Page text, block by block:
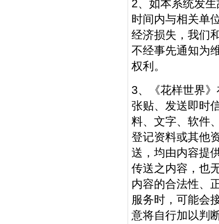
2、如本系统发
时间内与相关单
经济损失，我们
不经事先通知为
权利。
3、《花样世界
张贴、发送即时
料、文字、软件
登记资料或其他
送，均由内容提
传送之内容，也
内容的合法性、
服务时，可能会
意将自行加以判